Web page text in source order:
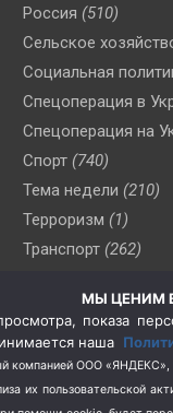
Россия (510)
Сельское
Социальная
Спецоперация в
Спецоперация на
Спорт (740)
Тема недели (210)
Терроризм (1)
Транспорт (262)
(76)
Цены (2)
Школа и спорт (2)
Экология (8)
МЫ ЦЕНИМ
показа
наша
компанией ООО
их пользовательской